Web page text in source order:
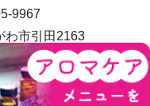
9967
わ市引田2163
蔵「は」